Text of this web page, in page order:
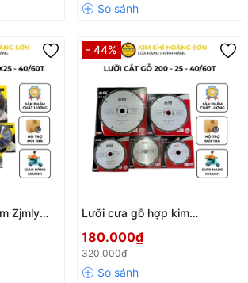
máy cưa cầm tay
Zjmly
kim cao
cắt
- 44%
Lưỡi cưa gỗ hợp kim
40T/60T, Lưỡi cắt gỗ cao
cấp chịu mài mòn, đường cắt
siêu mịn
180.000₫
320.000₫